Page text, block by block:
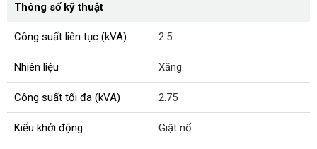
Thông số kỹ thuật
Công suất liên tục (kVA) 2.5
Nhiên liệu Xăng
Công suất tối đa (kVA) 2.75
Kiểu khởi động Giật nổ